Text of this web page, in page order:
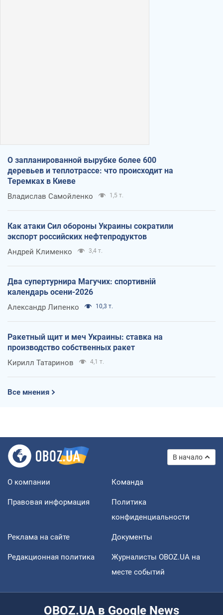
О запланированной вырубке более 600
деревьев и теплотрассе: что происходит на
Теремках в Киеве
Владислав Самойленко 1,5 т.
Как атаки Сил обороны Украины сократили
экспорт российских нефтепродуктов
Андрей Клименко 3,4 т.
Два супертурнира Магучих: спортивній
календарь осени-2026
Александр Липенко 10,3 т.
Ракетный щит и меч Украины: ставка на
производство собственных ракет
Кирилл Татаринов 4,1 т.
Все мнения
В начало
О компании Команда
Правовая информация
Политика
конфиденциальности
Реклама на сайте Документы
Редакционная политика
Журналисты OBOZ.UA на
месте событий
OBOZ.UA в Google News